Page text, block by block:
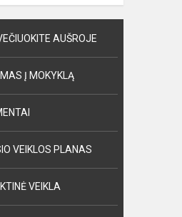
AUŠROJE
Į MOKYKLĄ
VEIKLOS PLANAS
VEIKLA